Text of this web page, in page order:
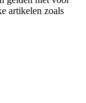
artikelen zoals